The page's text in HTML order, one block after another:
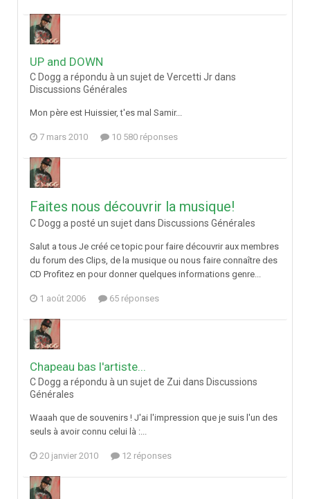
UP and DOWN
C Dogg a répondu à un sujet de Vercetti Jr dans
Discussions Générales
Mon père est Huissier, t'es mal Samir...
7 mars 2010 10 580 réponses
Faites nous découvrir la musique!
C Dogg a posté un sujet dans Discussions Générales
Salut a tous Je créé ce topic pour faire découvrir aux membres
du forum des Clips, de la musique ou nous faire connaître des
CD Profitez en pour donner quelques informations genre...
1 août 2006 65 réponses
Chapeau bas l'artiste...
C Dogg a répondu à un sujet de Zui dans Discussions
Générales
Waaah que de souvenirs ! J'ai l'impression que je suis l'un des
seuls à avoir connu celui là :...
20 janvier 2010 12 réponses